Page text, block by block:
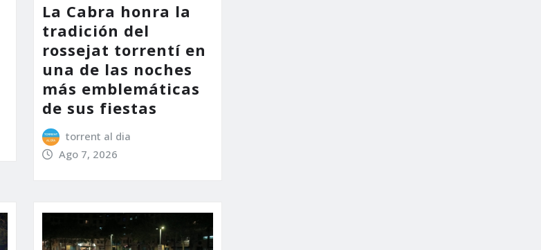
La Cabra honra la
tradición del
rossejat torrentí en
una de las noches
más emblemáticas
de sus fiestas
torrent al dia
Ago 7, 2026